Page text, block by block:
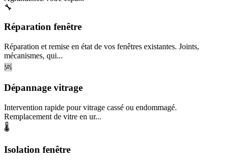
🔧
Réparation fenêtre
Réparation et remise en état de vos fenêtres existantes. Joints,
mécanismes, qui...
🆘
Dépannage vitrage
Intervention rapide pour vitrage cassé ou endommagé.
Remplacement de vitre en ur...
🌡️
Isolation fenêtre